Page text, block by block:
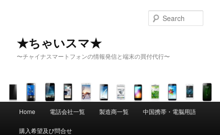
★ちゃいスマ★
〜チャイナスマートフォンの情報発信と端末の買付代行〜
Skip to primary content
Skip to secondary content
Home 電話会社一覧 製造商一覧 中国携帯・電脳用語
購入希望及び問合せ